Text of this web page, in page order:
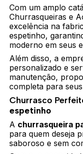
Com um amplo
Churrasqueiras e
excelência na
espetinho,
moderno em seus
Além disso, a
personalizado e
manutenção,
completa para
Churrasco
espetinho
A churrasqueira
para quem deseja
saboroso e sem